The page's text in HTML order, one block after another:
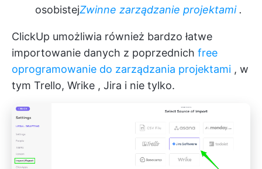
osobistejZwinne zarządzanie projektami .
ClickUp umożliwia również bardzo łatwe
importowanie danych z poprzednich free
oprogramowanie do zarządzania projektami , w
tym Trello, Wrike , Jira i nie tylko.